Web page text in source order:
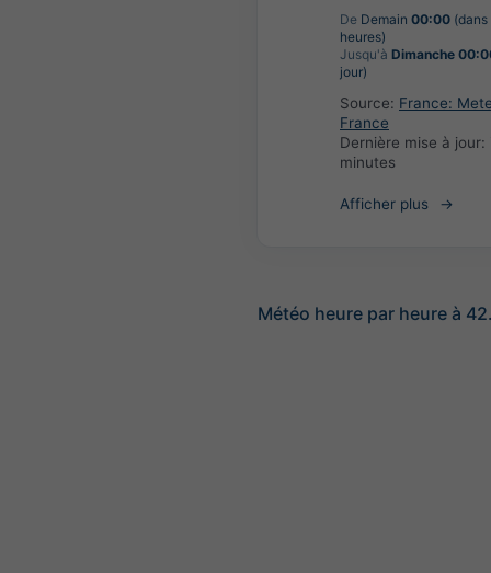
De Demain 00:00 (dans
heures)
Jusqu'à Dimanche
jour)
Source: France:
France
Dernière mise à jour:
minutes
Afficher plus
Météo heure par heure à